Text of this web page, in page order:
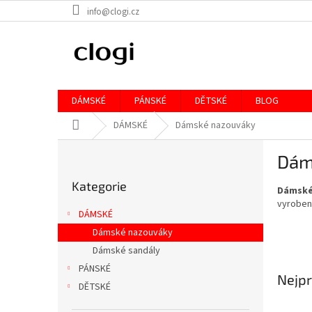
na
info@clogi.cz
DÁMSKÉ PÁNSKÉ DĚTSKÉ
BLOG
Domů DÁMSKÉ Dámské nazouváky
a
n
kategorie
Kategorie
DÁMSKÉ
Dámské nazouváky
Dámské sandály
PÁNSKÉ
DĚTSKÉ